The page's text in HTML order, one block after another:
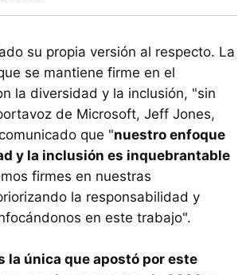
su propia versión al respecto. La
se mantiene firme en el
la diversidad y la inclusión, "sin
de Microsoft, Jeff Jones,
que "nuestro enfoque
y la inclusión es inquebrantable
firmes en nuestras
la responsabilidad y
en este trabajo".
la única que apostó por este